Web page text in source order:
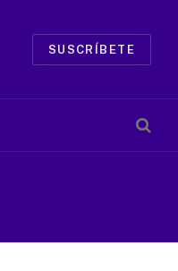
SUSCRÍBETE